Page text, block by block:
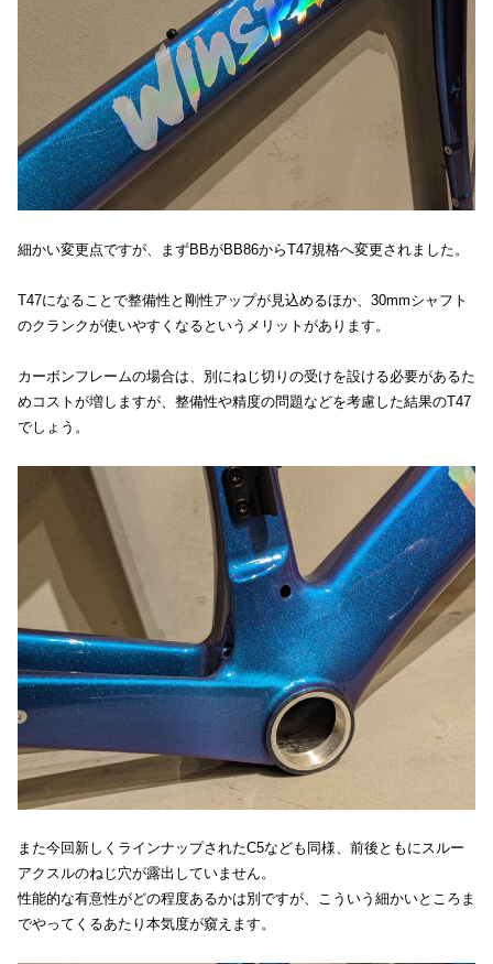
細かい変更点ですが、まずBBがBB86からT47規格へ変更されました。
T47になることで整備性と剛性アップが見込めるほか、30mmシャフト
のクランクが使いやすくなるというメリットがあります。
カーボンフレームの場合は、別にねじ切りの受けを設ける必要があるた
めコストが増しますが、整備性や精度の問題などを考慮した結果のT47
でしょう。
また今回新しくラインナップされたC5なども同様、前後ともにスルー
アクスルのねじ穴が露出していません。
性能的な有意性がどの程度あるかは別ですが、こういう細かいところま
でやってくるあたり本気度が窺えます。